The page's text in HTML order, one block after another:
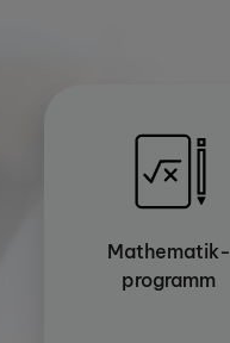
Mathematik-
programm